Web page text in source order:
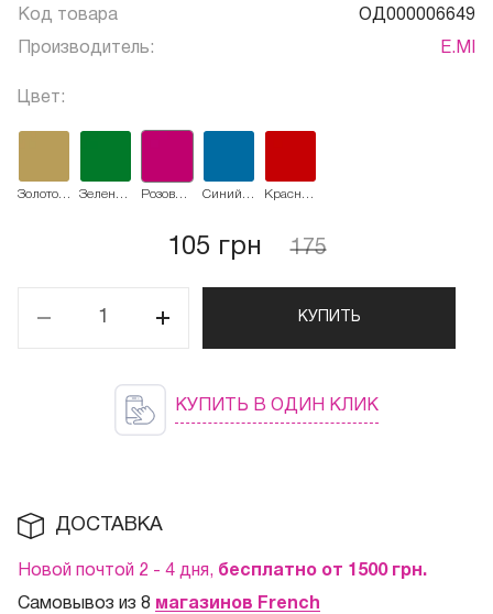
Код товара ОД000006649
Производитель: E.MI
Цвет:
Золотое
Зеленый
Розовый
Синий
Красный
105 грн 175
КУПИТЬ
КУПИТЬ В ОДИН КЛИК
ДОСТАВКА
Новой почтой 2 - 4 дня, бесплатно от 1500 грн.
Самовывоз из 8 магазинов French